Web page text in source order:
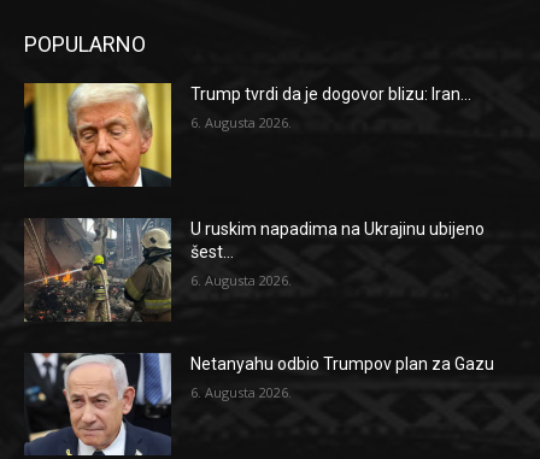
POPULARNO
Trump tvrdi da je dogovor blizu: Iran...
6. Augusta 2026.
U ruskim napadima na Ukrajinu ubijeno
šest...
6. Augusta 2026.
Netanyahu odbio Trumpov plan za Gazu
6. Augusta 2026.